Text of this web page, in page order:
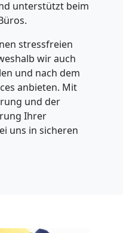
unterstützt beim
stressfreien
wir auch
und nach dem
anbieten. Mit
und der
Ihrer
uns in sicheren